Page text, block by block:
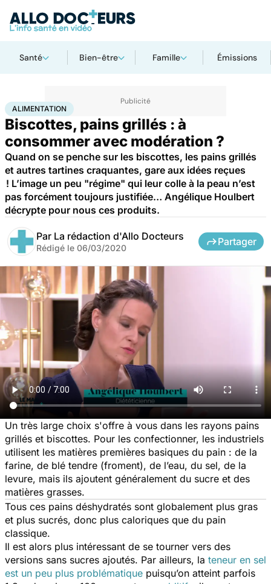
Santé Bien-être Famille Émissions
AccueilBien-être Nutrition Alimentation
ALIMENTATION
Biscottes, pains grillés : à
consommer avec modération ?
Quand on se penche sur les biscottes, les pains grillés
et autres tartines craquantes, gare aux idées reçues
! L’image un peu "régime" qui leur colle à la peau n’est
pas forcément toujours justifiée… Angélique Houlbert
décrypte pour nous ces produits.
Par La rédaction d'Allo Docteurs
Rédigé le 06/03/2020
Partager
Un très large choix s'offre à vous dans les rayons pains
grillés et biscottes. Pour les confectionner, les industriels
utilisent les matières premières basiques du pain : de la
farine, de blé tendre (froment), de l’eau, du sel, de la
levure, mais ils ajoutent généralement du sucre et des
matières grasses.
Tous ces pains déshydratés sont globalement plus gras
et plus sucrés, donc plus caloriques que du pain
classique.
Il est alors plus intéressant de se tourner vers des
versions sans sucres ajoutés. Par ailleurs, la teneur en sel
est un peu plus problématique puisqu’on atteint parfois